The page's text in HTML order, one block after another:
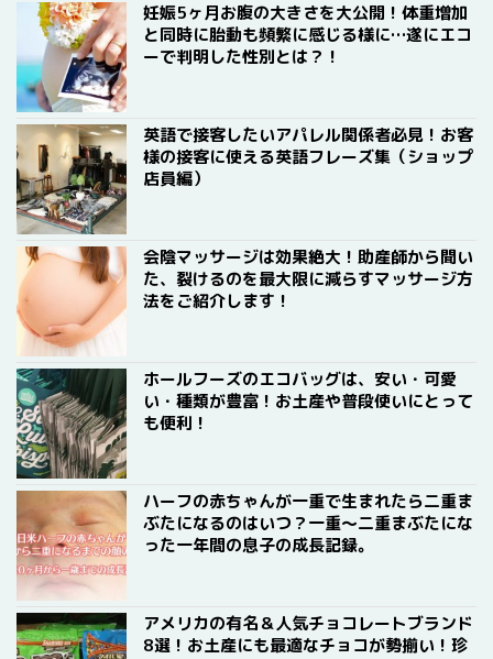
妊娠5ヶ月お腹の大きさを大公開！体重増加
と同時に胎動も頻繁に感じる様に…遂にエコ
ーで判明した性別とは？！
英語で接客したいアパレル関係者必見！お客
様の接客に使える英語フレーズ集（ショップ
店員編）
会陰マッサージは効果絶大！助産師から聞い
た、裂けるのを最大限に減らすマッサージ方
法をご紹介します！
ホールフーズのエコバッグは、安い・可愛
い・種類が豊富！お土産や普段使いにとって
も便利！
ハーフの赤ちゃんが一重で生まれたら二重ま
ぶたになるのはいつ？一重〜二重まぶたにな
った一年間の息子の成長記録。
アメリカの有名＆人気チョコレートブランド
8選！お土産にも最適なチョコが勢揃い！珍